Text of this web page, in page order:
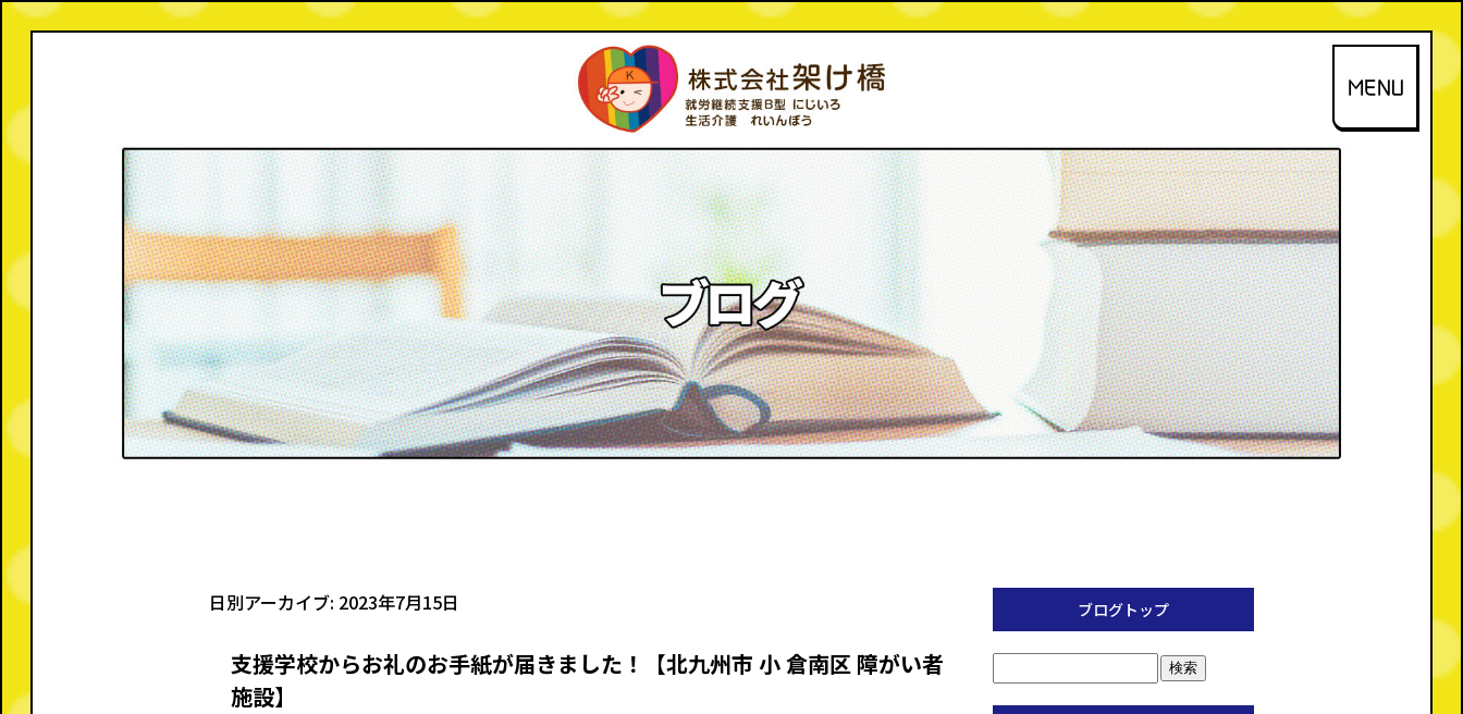
2023 7月 15|株式会社架け橋
日別アーカイブ: 2023年7月15日
支援学校からお礼のお手紙が届きました！【北九州市 小 倉南区 障がい者
施設】
ブログトップ